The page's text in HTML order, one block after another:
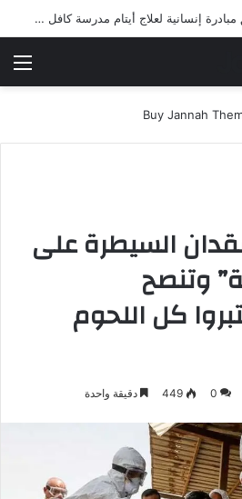
شرطة ميسان تلقي القبض على مطلقي العيارات النارية أثناء تشييع جنائزي في العمارة
السيطرة على
وتنصح
كل اللحوم
0
449 دقيقة واحدة